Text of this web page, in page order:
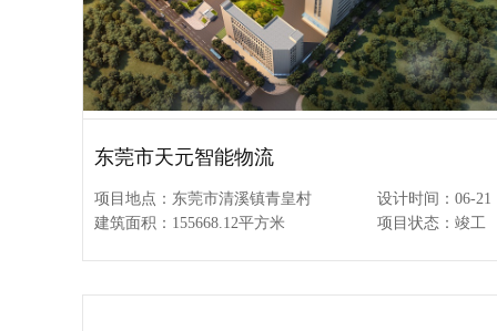
东莞市天元智能物流
项目地点：东莞市清溪镇青皇村
建筑面积：155668.12平方米
设计时间：06-21
项目状态：竣工